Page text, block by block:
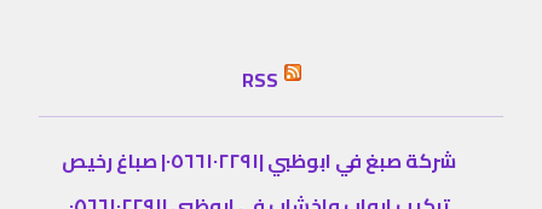
RSS
شركة صبغ في ابوظبي |٠٥٦٦١٠٢٢٩١| صباغ رخيص